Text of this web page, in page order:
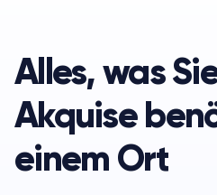
Alles, was
Akquise
einem Ort